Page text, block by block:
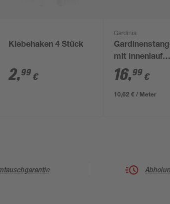
Klebehaken 4 Stück
2,99 €
Gardinia
mit Innenlauf
cappuccino
16,99 €
10,62 € / Meter